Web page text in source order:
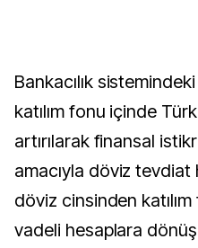
Bankacılık sistemindeki toplam mevduat ve
katılım fonu içinde Türk
artırılarak finansal
amacıyla döviz tevdiat
döviz cinsinden katılım
vadeli hesaplara